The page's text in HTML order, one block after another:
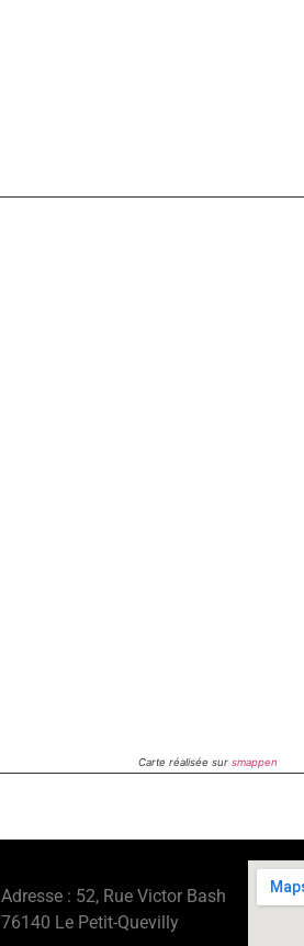
Carte réalisée sur smappen
Adresse : 52, Rue Victor Bash
76140 Le Petit-Quevilly